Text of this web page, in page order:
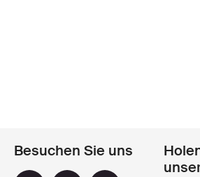
Besuchen Sie uns